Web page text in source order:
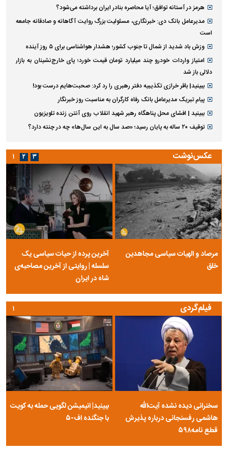
هرمز در آستانه توافق؛ آیا محاصره بنادر ایران برداشته می‌شود؟
مدیرعامل بانک دی: خبرنگاری، مسئولیت بزرگ روایت آگاهانه و صادقانه جامعه
است
وزش باد شدید از شمال تا جنوب کشور؛ هشدار هواشناسی برای ۵ روز آینده
امتیاز واردات خودرو چند میلیارد تومان قیمت خورد؛ پای خارج‌نشینان به بازار
دلالی باز شد
ببینید| باقر خرازی تکذیبیه دفتر رهبری را رد کرد: صحبت‌هایم درست بود!
پیام تبریک مدیرعامل بانک رفاه کارگران به مناسبت روز خبرنگار
ببینید | افشای محل پناهگاه رهبر شهید انقلاب روی آنتن زنده تلویزیون
توقیف ۲۰ ساله به پایان رسید؛ «صد سال به این سال‌ها» چه در چنته دارد؟
عکس‌نوشت
مرصاد و الهیات سیاسی مجاهدین
خلق
آخرین پرده از حیات سیاسی یک
سلسله | روایتی از آخرین مصاحبه‌ی
شاه در ایران
۱ ۲ ۳
فیلم‌گردی
سخنرانی دیده نشده آیت‌الله
هاشمی رفسنجانی درباره پذیرش
قطع نامه۵۹۸
ببینید| انیمیشن لگویی حمله به کویت
با جنگنده اف-۵
۱